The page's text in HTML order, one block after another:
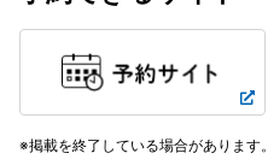
掲載を終了している場合があります。